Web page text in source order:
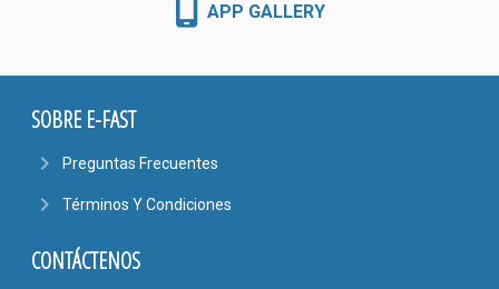
APP GALLERY
SOBRE E-FAST
navigate_next Preguntas Frecuentes
navigate_next Términos Y Condiciones
CONTÁCTENOS